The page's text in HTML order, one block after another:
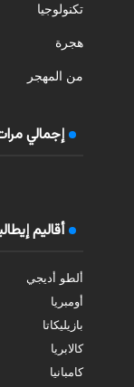
تكنولوجيا
هجرة
من المهجر
إجمالي
أقاليم
ألطو أديجي
أومبريا
بازيليكاتا
كالابريا
كامبانيا